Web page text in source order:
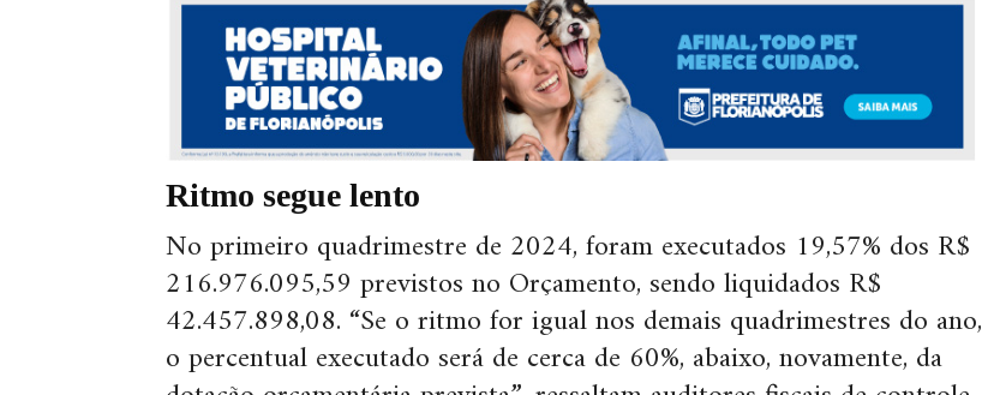
Ritmo segue lento
No primeiro quadrimestre de 2024, foram executados 19,57% dos R$
216.976.095,59 previstos no Orçamento, sendo liquidados R$
42.457.898,08. “Se o ritmo for igual nos demais quadrimestres do ano,
o percentual executado será de cerca de 60%, abaixo, novamente, da